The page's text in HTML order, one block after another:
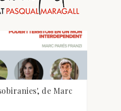
de Marc